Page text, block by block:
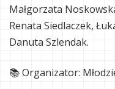
Małgorzata
Renata Siedlaczek,
Danuta Szlendak.
📚 Organizator: